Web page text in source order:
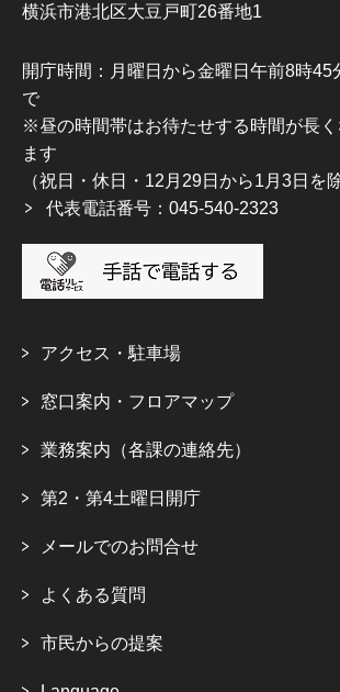
横浜市港北区大豆戸町26番地1
開庁時間：月曜日から金曜日午前8時45
で
※昼の時間帯はお待たせする時間が長く
ます
（祝日・休日・12月29日から1月3日を
代表電話番号：045-540-2323
アクセス・駐車場
窓口案内・フロアマップ
業務案内（各課の連絡先）
第2・第4土曜日開庁
メールでのお問合せ
よくある質問
市民からの提案